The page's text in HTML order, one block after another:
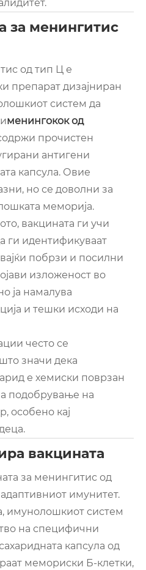
за менингитис
од тип Ц е
препарат дизајниран
систем да
менингокок од
прочистен
антигени
капсула. Овие
но се доволни за
меморија.
вакцината ги учи
ги идентификуваат
побрзи и посилни
изложеност во
ја намалува
и тешки исходи на
често се
значи дека
е хемиски поврзан
подобрување на
особено кај
вакцината
за менингитис од
имунитет.
имунолошкиот систем
на специфични
капсула од
мемориски Б-клетки,